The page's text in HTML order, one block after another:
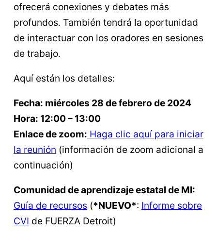
ofrecerá conexiones y debates más
profundos. También tendrá la oportunidad
de interactuar con los oradores en sesiones
de trabajo.
Aquí están los detalles:
Fecha: miércoles 28 de febrero de 2024
Hora: 12:00 – 13:00
Enlace de zoom: Haga clic aquí para iniciar
la reunión (información de zoom adicional a
continuación)
Comunidad de aprendizaje estatal de MI:
Guía de recursos (*NUEVO*: Informe sobre
CVI de FUERZA Detroit)